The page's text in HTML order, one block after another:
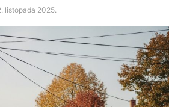
listopada 2025.